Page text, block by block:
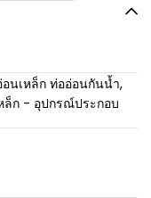
นเหล็ก ท่ออ่อนกันน้ำ,
ก - อุปกรณ์ประกอบ